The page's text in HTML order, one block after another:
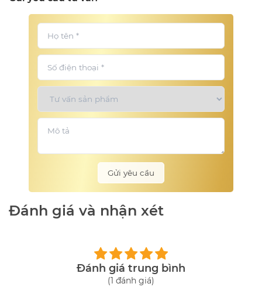
Gửi yêu cầu
Đánh giá và nhận xét
Đánh giá trung bình
(1 đánh giá)